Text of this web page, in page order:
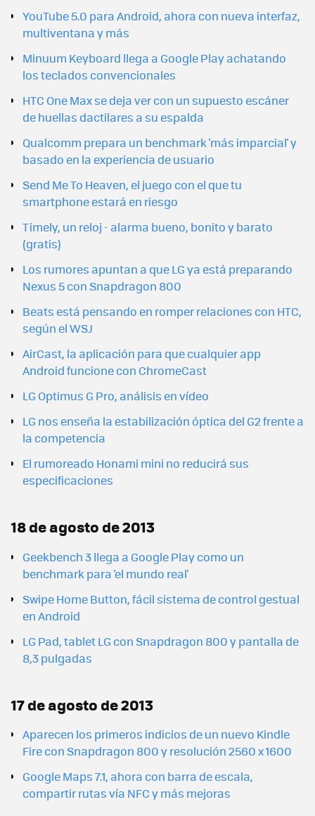
YouTube 5.0 para Android, ahora con nueva interfaz,
multiventana y más
Minuum Keyboard llega a Google Play achatando
los teclados convencionales
HTC One Max se deja ver con un supuesto escáner
de huellas dactilares a su espalda
Qualcomm prepara un benchmark 'más imparcial' y
basado en la experiencia de usuario
Send Me To Heaven, el juego con el que tu
smartphone estará en riesgo
Timely, un reloj - alarma bueno, bonito y barato
(gratis)
Los rumores apuntan a que LG ya está preparando
Nexus 5 con Snapdragon 800
Beats está pensando en romper relaciones con HTC,
según el WSJ
AirCast, la aplicación para que cualquier app
Android funcione con ChromeCast
LG Optimus G Pro, análisis en vídeo
LG nos enseña la estabilización óptica del G2 frente a
la competencia
El rumoreado Honami mini no reducirá sus
especificaciones
18 de agosto de 2013
Geekbench 3 llega a Google Play como un
benchmark para 'el mundo real'
Swipe Home Button, fácil sistema de control gestual
en Android
LG Pad, tablet LG con Snapdragon 800 y pantalla de
8,3 pulgadas
17 de agosto de 2013
Aparecen los primeros indicios de un nuevo Kindle
Fire con Snapdragon 800 y resolución 2560 x 1600
Google Maps 7.1, ahora con barra de escala,
compartir rutas vía NFC y más mejoras